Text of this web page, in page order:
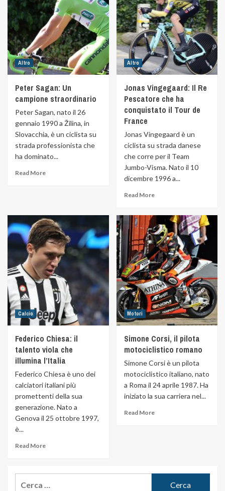
Altro
Peter Sagan: Un
campione straordinario
Peter Sagan, nato il 26
gennaio 1990 a Žilina, in
Slovacchia, è un ciclista su
strada professionista che
ha dominato...
Read More
Altro
Jonas Vingegaard: Il Re
Pescatore che ha
conquistato il Tour de
France
Jonas Vingegaard è un
ciclista su strada danese
che corre per il Team
Jumbo-Visma. Nato il 10
dicembre 1996 a...
Read More
Calcio
Federico Chiesa: il
talento viola che
illumina l’Italia
Federico Chiesa è uno dei
calciatori italiani più
promettenti della sua
generazione. Nato a
Genova il 25 ottobre 1997,
è...
Read More
Motori
Simone Corsi, il pilota
motociclistico romano
Simone Corsi è un pilota
motociclistico italiano, nato
a Roma il 24 aprile 1987. Ha
iniziato la sua carriera nel...
Read More